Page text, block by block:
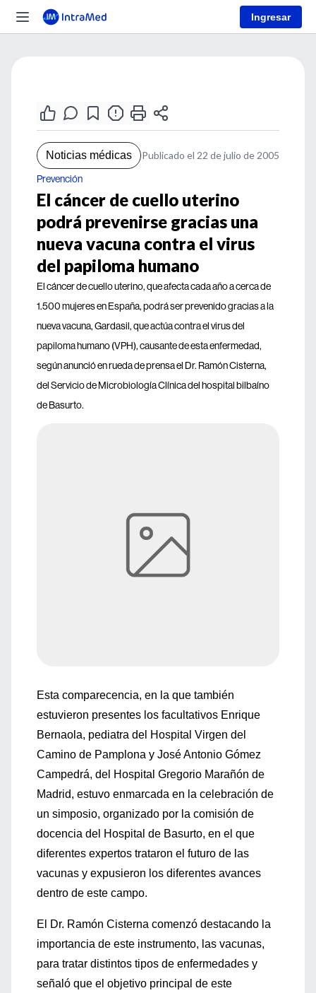
Ingresar
Noticias médicas Publicado el 22 de julio de 2005
Prevención
El cáncer de cuello uterino
podrá prevenirse gracias una
nueva vacuna contra el virus
del papiloma humano
El cáncer de cuello uterino, que afecta cada año a cerca de
1.500 mujeres en España, podrá ser prevenido gracias a la
nueva vacuna, Gardasil, que actúa contra el virus del
papiloma humano (VPH), causante de esta enfermedad,
según anunció en rueda de prensa el Dr. Ramón Cisterna,
del Servicio de Microbiología Clínica del hospital bilbaíno
de Basurto.
Esta comparecencia, en la que también
estuvieron presentes los facultativos Enrique
Bernaola, pediatra del Hospital Virgen del
Camino de Pamplona y José Antonio Gómez
Campedrá, del Hospital Gregorio Marañón de
Madrid, estuvo enmarcada en la celebración de
un simposio, organizado por la comisión de
docencia del Hospital de Basurto, en el que
diferentes expertos trataron el futuro de las
vacunas y expusieron los diferentes avances
dentro de este campo.
El Dr. Ramón Cisterna comenzó destacando la
importancia de este instrumento, las vacunas,
para tratar distintos tipos de enfermedades y
señaló que el objetivo principal de este